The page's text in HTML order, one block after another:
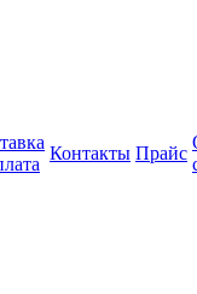
Контакты Прайс